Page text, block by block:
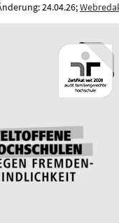
24.04.26;